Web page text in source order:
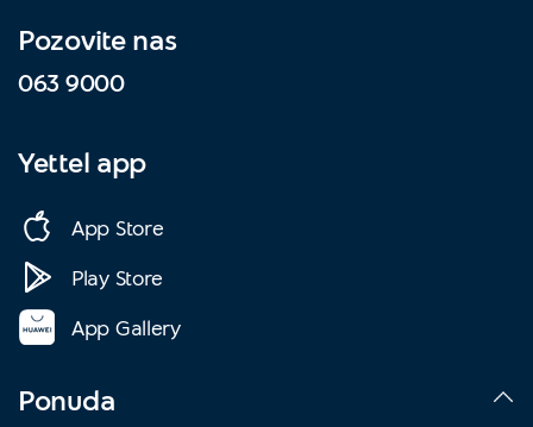
Pozovite nas
063 9000
Yettel app
App Store
Play Store
App Gallery
Ponuda